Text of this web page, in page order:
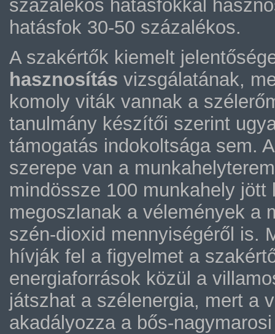
százalékos hatásfokkal
hatásfok 30-50 százalékos.
A szakértők kiemelt
hasznosítás vizsgálatának,
komoly viták vannak a
tanulmány készítői szerint
támogatás indokoltsága sem.
szerepe van a
mindössze 100 munkahely
megoszlanak a vélemények a
szén-dioxid mennyiségéről is.
hívják fel a figyelmet a
energiaforrások közül a
játszhat a szélenergia, mert a
akadályozza a bős-